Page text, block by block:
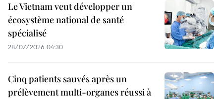
Le Vietnam veut développer un
écosystème national de santé
spécialisé
28/07/2026 04:30
Cinq patients sauvés après un
prélèvement multi-organes réussi à